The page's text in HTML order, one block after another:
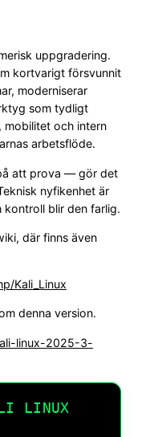
uppgradering.
kortvarigt försvunnit
moderniserar
som tydligt
mobilitet och intern
arbetsflöde.
att prova — gör det
nyfikenhet är
kontroll blir den farlig.
där finns även
Kali_Linux
denna version.
linux-2025-3-
LINUX